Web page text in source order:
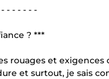
- - - - - -
? ***
rouages et
et surtout, je sais